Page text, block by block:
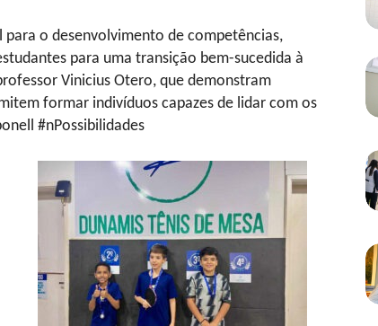
o desenvolvimento de competências,
para uma transição bem-sucedida à
Vinicius Otero, que demonstram
formar indivíduos capazes de lidar com os
#nPossibilidades